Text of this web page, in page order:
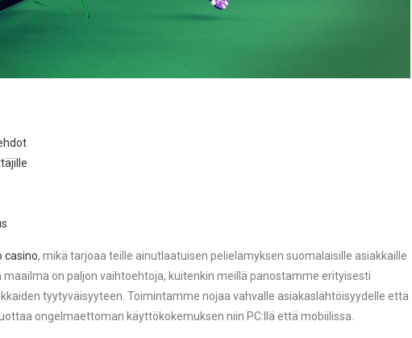
casino, mikä tarjoaa teille ainutlaatuisen pelielämyksen suomalaisille asiakkaille
on paljon vaihtoehtoja, kuitenkin meillä panostamme erityisesti
tyytyväisyyteen. Toimintamme nojaa vahvalle asiakaslähtöisyydelle että
ongelmaettoman käyttökokemuksen niin PC:llä että mobiilissa.